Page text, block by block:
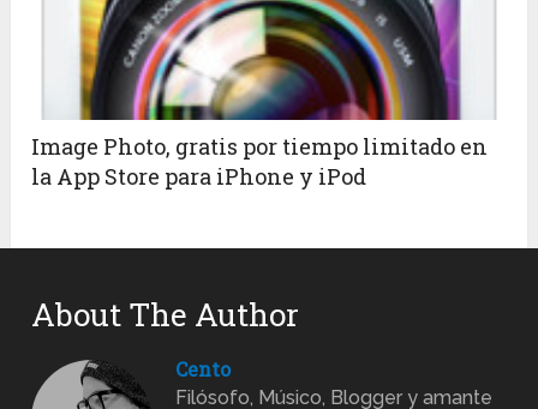
Image Photo, gratis por tiempo limitado en
la App Store para iPhone y iPod
About The Author
Cento
Filósofo, Músico, Blogger y amante